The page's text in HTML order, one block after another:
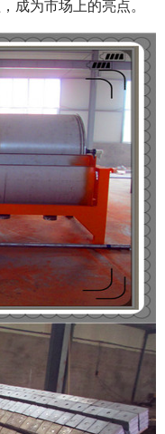
成为市场上的亮点。